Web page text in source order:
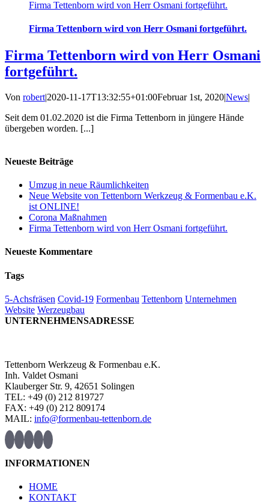
Firma Tettenborn wird von Herr Osmani fortgeführt.
Firma Tettenborn wird von Herr Osmani fortgeführt.
Firma Tettenborn wird von Herr Osmani
fortgeführt.
Von robert|2020-11-17T13:32:55+01:00Februar 1st, 2020|News|
Seit dem 01.02.2020 ist die Firma Tettenborn in jüngere Hände
übergeben worden. [...]
Neueste Beiträge
Umzug in neue Räumlichkeiten
Neue Website von Tettenborn Werkzeug & Formenbau e.K.
ist ONLINE!
Corona Maßnahmen
Firma Tettenborn wird von Herr Osmani fortgeführt.
Neueste Kommentare
Tags
5-Achsfräsen Covid-19 Formenbau Tettenborn Unternehmen
Website Werzeugbau
UNTERNEHMENSADRESSE
Tettenborn Werkzeug & Formenbau e.K.
Inh. Valdet Osmani
Klauberger Str. 9, 42651 Solingen
TEL: +49 (0) 212 819727
FAX: +49 (0) 212 809174
MAIL: info@formenbau-tettenborn.de
INFORMATIONEN
HOME
KONTAKT